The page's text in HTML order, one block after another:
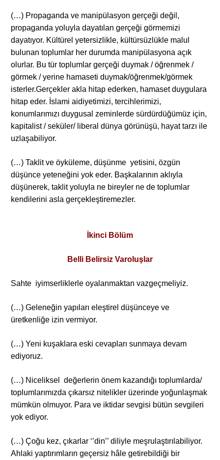
(…) Propaganda ve manipülasyon gerçeği değil,
propaganda yoluyla dayatılan gerçeği görmemizi
dayatıyor. Kültürel yetersizlikle, kültürsüzlükle malul
bulunan toplumlar her durumda manipülasyona açık
olurlar. Bu tür toplumlar gerçeği duymak / öğrenmek /
görmek / yerine hamaseti duymak/öğrenmek/görmek
isterler.Gerçekler akla hitap ederken, hamaset duygulara
hitap eder. İslami aidiyetimizi, tercihlerimizi,
konumlarımızı duygusal zeminlerde sürdürdüğümüz için,
kapitalist / seküler/ liberal dünya görünüşü, hayat tarzı ile
uzlaşabiliyor.
(…) Taklit ve öyküleme, düşünme yetisini, özgün
düşünce yeteneğini yok eder. Başkalarının aklıyla
düşünerek, taklit yoluyla ne bireyler ne de toplumlar
kendilerini asla gerçekleştiremezler.
İkinci Bölüm
Belli Belirsiz Varoluşlar
Sahte iyimserliklerle oyalanmaktan vazgeçmeliyiz.
(…) Geleneğin yapıları eleştirel düşünceye ve
üretkenliğe izin vermiyor.
(…) Yeni kuşaklara eski cevapları sunmaya devam
ediyoruz.
(…) Niceliksel değerlerin önem kazandığı toplumlarda/
toplumlarımızda çıkarsız nitelikler üzerinde yoğunlaşmak
mümkün olmuyor. Para ve iktidar sevgisi bütün sevgileri
yok ediyor.
(…) Çoğu kez, çıkarlar ‘’din’’ diliyle meşrulaştırılabiliyor.
Ahlaki yaptırımların geçersiz hâle getirebildiği bir